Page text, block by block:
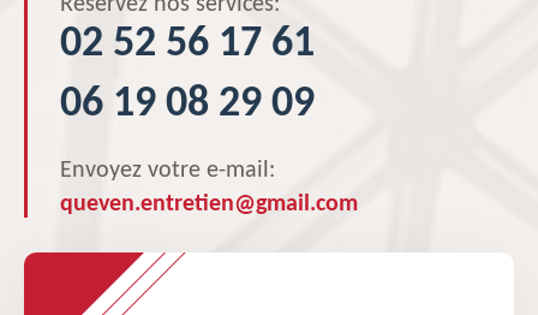
Réservez nos services:
02 52 56 17 61
06 19 08 29 09
Envoyez votre e-mail:
queven.entretien@gmail.com